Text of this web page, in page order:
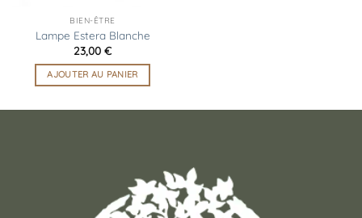
BIEN-ÊTRE
Lampe Estera Blanche
23,00 €
AJOUTER AU PANIER